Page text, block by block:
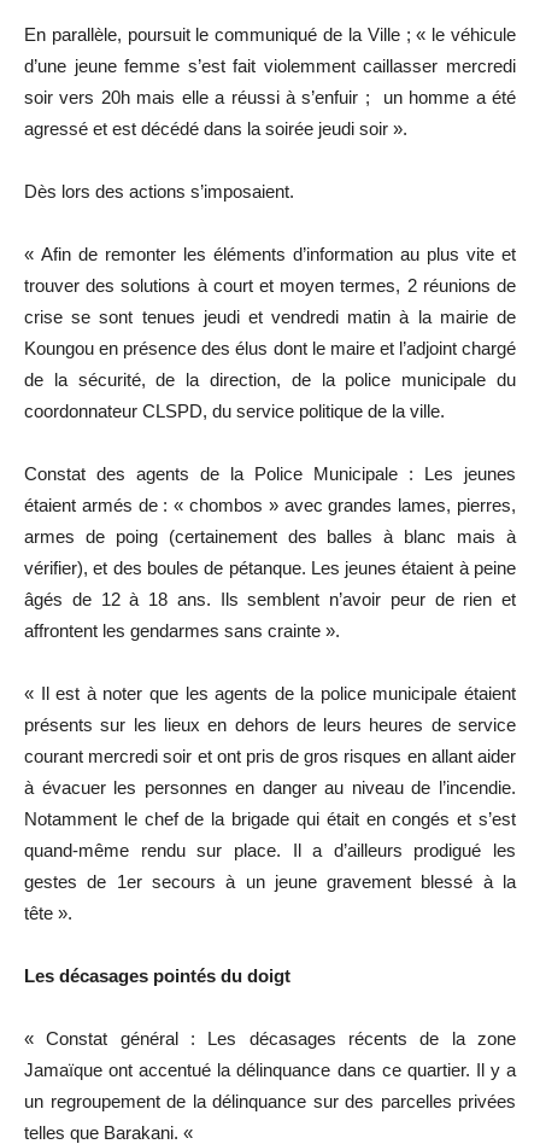
En parallèle, poursuit le communiqué de la Ville ; « le véhicule
d’une jeune femme s’est fait violemment caillasser mercredi
soir vers 20h mais elle a réussi à s’enfuir ; un homme a été
agressé et est décédé dans la soirée jeudi soir ».
Dès lors des actions s’imposaient.
« Afin de remonter les éléments d’information au plus vite et
trouver des solutions à court et moyen termes, 2 réunions de
crise se sont tenues jeudi et vendredi matin à la mairie de
Koungou en présence des élus dont le maire et l’adjoint chargé
de la sécurité, de la direction, de la police municipale du
coordonnateur CLSPD, du service politique de la ville.
Constat des agents de la Police Municipale : Les jeunes
étaient armés de : « chombos » avec grandes lames, pierres,
armes de poing (certainement des balles à blanc mais à
vérifier), et des boules de pétanque. Les jeunes étaient à peine
âgés de 12 à 18 ans. Ils semblent n’avoir peur de rien et
affrontent les gendarmes sans crainte ».
« Il est à noter que les agents de la police municipale étaient
présents sur les lieux en dehors de leurs heures de service
courant mercredi soir et ont pris de gros risques en allant aider
à évacuer les personnes en danger au niveau de l’incendie.
Notamment le chef de la brigade qui était en congés et s’est
quand-même rendu sur place. Il a d’ailleurs prodigué les
gestes de 1er secours à un jeune gravement blessé à la
tête ».
Les décasages pointés du doigt
« Constat général : Les décasages récents de la zone
Jamaïque ont accentué la délinquance dans ce quartier. Il y a
un regroupement de la délinquance sur des parcelles privées
telles que Barakani. «